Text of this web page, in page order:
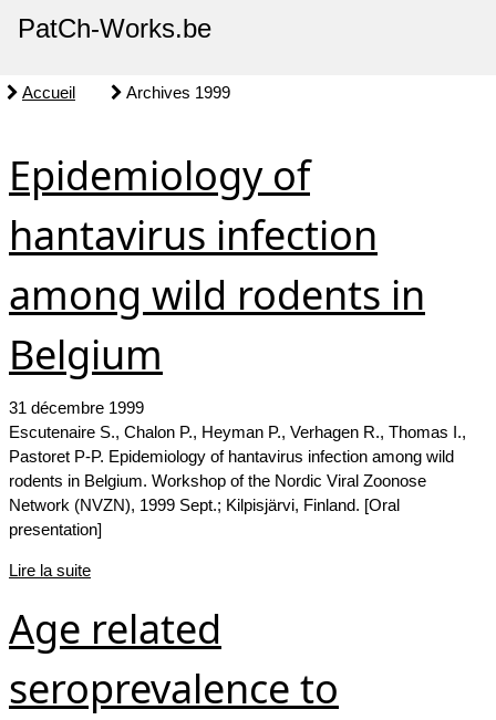
PatCh-Works.be
Accueil Archives 1999
Epidemiology of
hantavirus infection
among wild rodents in
Belgium
31 décembre 1999
Escutenaire S., Chalon P., Heyman P., Verhagen R., Thomas I.,
Pastoret P-P. Epidemiology of hantavirus infection among wild
rodents in Belgium. Workshop of the Nordic Viral Zoonose
Network (NVZN), 1999 Sept.; Kilpisjärvi, Finland. [Oral
presentation]
Lire la suite
Age related
seroprevalence to